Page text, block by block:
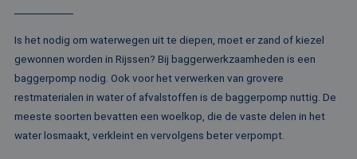
Is het nodig om waterwegen uit te diepen, moet er zand of kiezel
gewonnen worden in Rijssen? Bij baggerwerkzaamheden is een
baggerpomp nodig. Ook voor het verwerken van grovere
restmaterialen in water of afvalstoffen is de baggerpomp nuttig. De
meeste soorten bevatten een woelkop, die de vaste delen in het
water losmaakt, verkleint en vervolgens beter verpompt.